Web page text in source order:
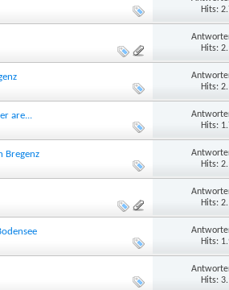
Hits:
Hits:
Hits:
are...
Hits:
Bregenz
Hits:
Hits:
Hits:
Hits: